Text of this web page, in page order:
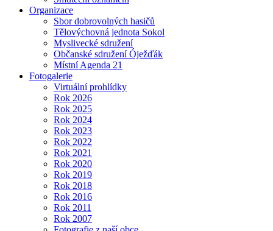
Organizace
Sbor dobrovolných hasičů
Tělovýchovná jednota Sokol
Myslivecké sdružení
Občanské sdružení Óježďák
Místní Agenda 21
Fotogalerie
Virtuální prohlídky
Rok 2026
Rok 2025
Rok 2024
Rok 2023
Rok 2022
Rok 2021
Rok 2020
Rok 2019
Rok 2018
Rok 2016
Rok 2011
Rok 2007